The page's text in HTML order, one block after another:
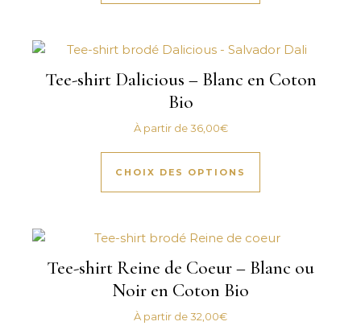
Tee-shirt Dalicious – Blanc en Coton
Bio
À partir de36,00€
CHOIX DES OPTIONS
Ce produit a
Tee-shirt Reine de Coeur – Blanc ou
Noir en Coton Bio
À partir de32,00€